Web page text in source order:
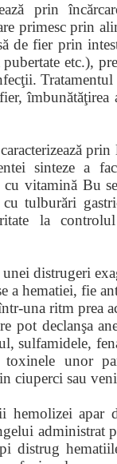
prin
primesc prin
de fier prin
etc.),
Tratamentul
sinteze a
vitamină Bu
tulburări
la
distrugeri
a hematiei, fie
una ritm prea
pot declanşa
sulfamidele,
unor
ciuperci sau
hemolizei apar
administrat
distrug